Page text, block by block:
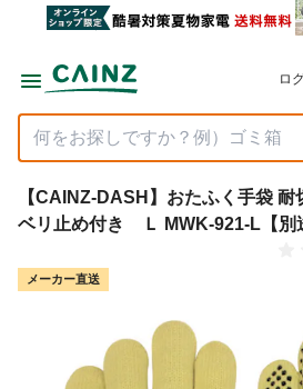
ロ
【CAINZ-DASH】おたふく手袋
ベリ止め付き Ｌ MWK-921-L【別
メーカー直送